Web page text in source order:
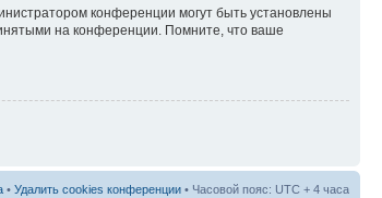
конференции могут быть установлены
на конференции. Помните, что ваше
• Удалить cookies конференции • Часовой пояс: UTC + 4 часа